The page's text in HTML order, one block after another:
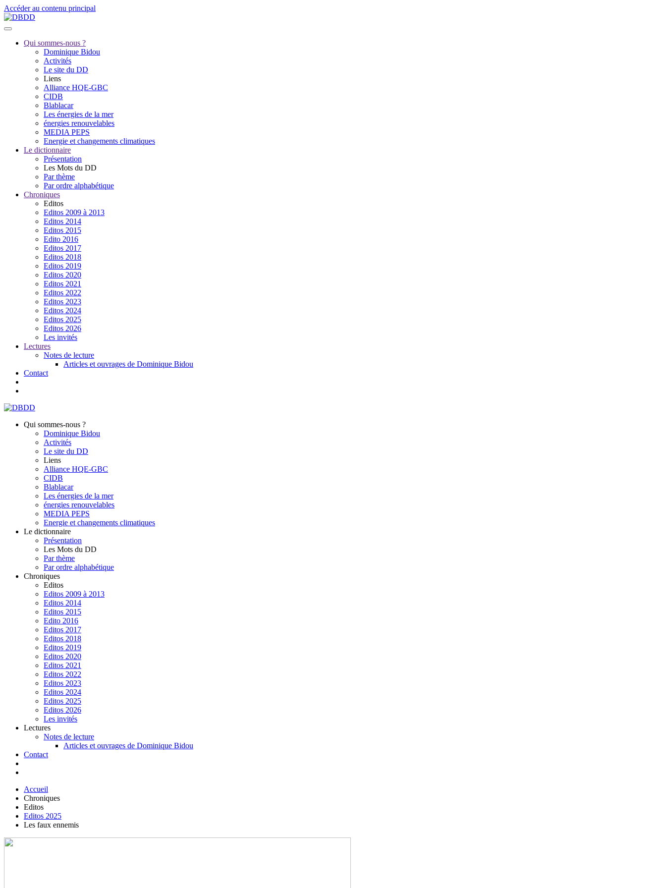
Accéder au contenu principal
Qui sommes-nous ?
Dominique Bidou
Activités
Le site du DD
Liens
Alliance HQE-GBC
CIDB
Blablacar
Les énergies de la mer
énergies renouvelables
MEDIA PEPS
Energie et changements climatiques
Le dictionnaire
Présentation
Les Mots du DD
Par thème
Par ordre alphabétique
Chroniques
Editos
Editos 2009 à 2013
Editos 2014
Editos 2015
Edito 2016
Editos 2017
Editos 2018
Editos 2019
Editos 2020
Editos 2021
Editos 2022
Editos 2023
Editos 2024
Editos 2025
Editos 2026
Les invités
Lectures
Notes de lecture
Articles et ouvrages de Dominique Bidou
Contact
Qui sommes-nous ?
Dominique Bidou
Activités
Le site du DD
Liens
Alliance HQE-GBC
CIDB
Blablacar
Les énergies de la mer
énergies renouvelables
MEDIA PEPS
Energie et changements climatiques
Le dictionnaire
Présentation
Les Mots du DD
Par thème
Par ordre alphabétique
Chroniques
Editos
Editos 2009 à 2013
Editos 2014
Editos 2015
Edito 2016
Editos 2017
Editos 2018
Editos 2019
Editos 2020
Editos 2021
Editos 2022
Editos 2023
Editos 2024
Editos 2025
Editos 2026
Les invités
Lectures
Notes de lecture
Articles et ouvrages de Dominique Bidou
Contact
Accueil
Chroniques
Editos
Editos 2025
Les faux ennemis